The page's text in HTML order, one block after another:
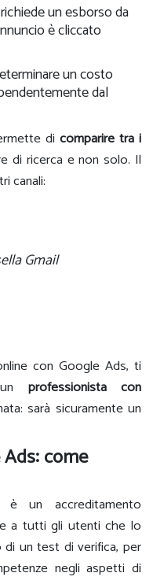
un esborso da
è cliccato
un costo
dal
di comparire tra i
di ricerca e non solo. Il
canali:
Gmail
con Google Ads, ti
professionista con
sarà sicuramente un
come
un accreditamento
a tutti gli utenti che lo
un test di verifica, per
negli aspetti di